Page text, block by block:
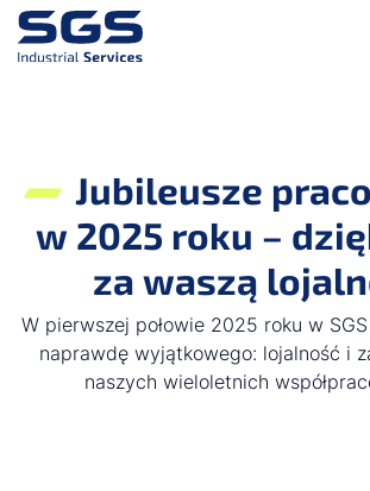
Jubileusze
w 2025 roku –
za waszą
W pierwszej połowie 2025 roku w
naprawdę wyjątkowego: lojalność i
naszych wieloletnich